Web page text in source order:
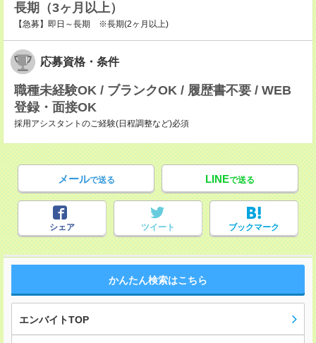
長期（3ヶ月以上）
【急募】即日～長期 ※長期(2ヶ月以上)
応募資格・条件
職種未経験OK / ブランクOK / 履歴書不要 / WEB
登録・面接OK
採用アシスタントのご経験(日程調整など)必須
メールで送る LINEで送る
シェア ツイート ブックマーク
かんたん検索はこちら
エンバイトTOP